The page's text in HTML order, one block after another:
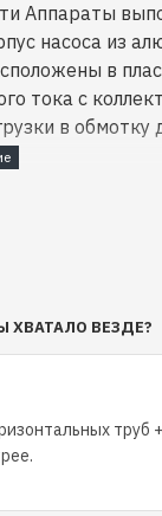
Аппараты
насоса из
в
тока с
в обмотку
ХВАТАЛО ВЕЗДЕ?
труб